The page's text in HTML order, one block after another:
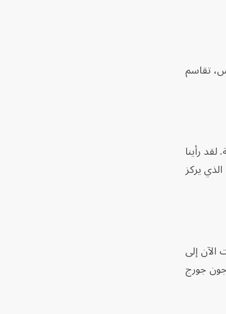
تقاسم
رأينا
يركز
سابقاً التي بُنيت عام 1879، وتحوّلت الآن إلى
جورج